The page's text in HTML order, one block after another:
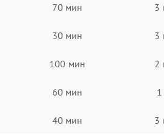
70 мин 3
30 мин 3
100 мин 2
60 мин 1
40 мин 3